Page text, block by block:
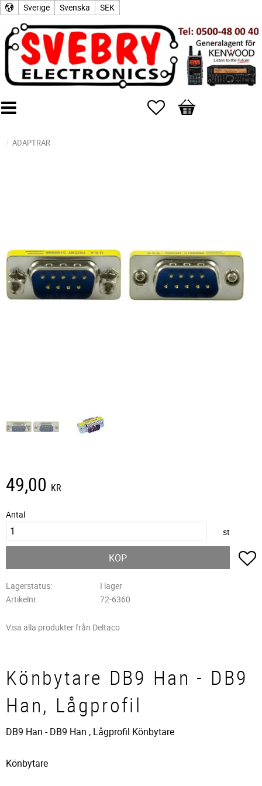
Sverige Svenska SEK
Favoriter
Kundvagn
ADAPTRAR
49,00 KR
Antal
st
KÖP
Lagerstatus
I lager
Artikelnr
72-6360
Visa alla produkter från Deltaco
Könbytare DB9 Han - DB9
Han, Lågprofil
DB9 Han - DB9 Han , Lågprofil Könbytare
Könbytare